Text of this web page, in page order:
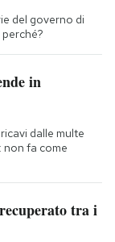
del governo di
in
dalle multe
non fa come
tra i